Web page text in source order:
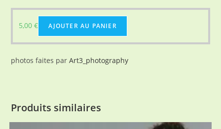
5,00€ AJOUTER AU PANIER
photos faites parArt3_photography
Produits similaires